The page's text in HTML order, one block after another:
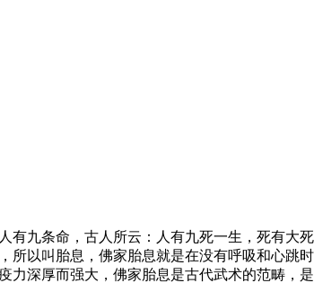
九条命，古人所云：人有九死一生，死有大死
所以叫胎息，佛家胎息就是在没有呼吸和心跳时
力深厚而强大，佛家胎息是古代武术的范畴，是